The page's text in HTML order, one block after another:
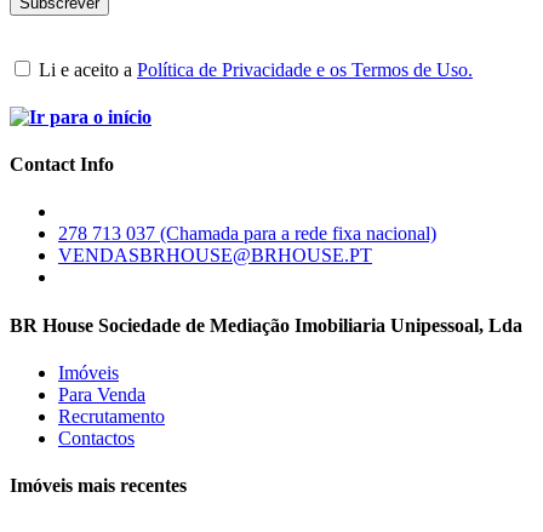
Li e aceito a Política de Privacidade e os Termos de Uso.
Contact Info
278 713 037 (Chamada para a rede fixa nacional)
VENDASBRHOUSE@BRHOUSE.PT
BR House Sociedade de Mediação Imobiliaria Unipessoal, Lda
Imóveis
Para Venda
Recrutamento
Contactos
Imóveis mais recentes